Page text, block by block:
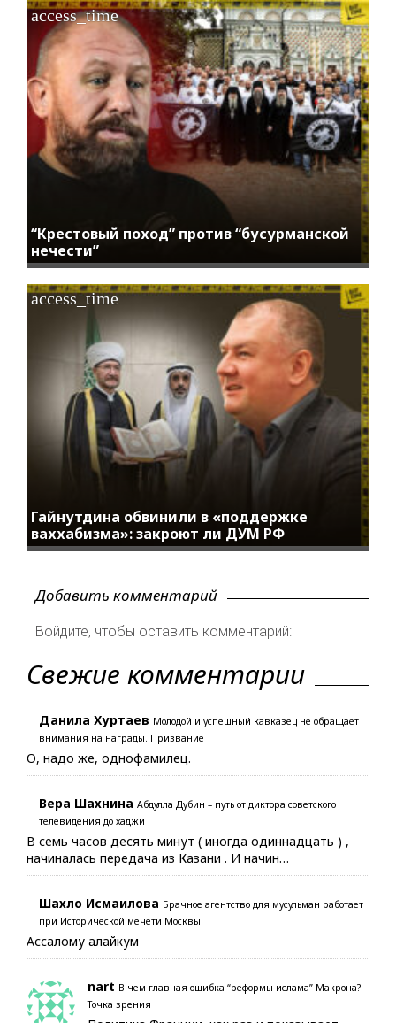
“Крестовый поход” против “бусурманской
нечести”
access_time
Гайнутдина обвинили в «поддержке
ваххабизма»: закроют ли ДУМ РФ
access_time
Добавить комментарий
Войдите, чтобы оставить комментарий:
Свежие комментарии
Данила Хуртаев Молодой и успешный кавказец не обращает
внимания на награды. Призвание
О, надо же, однофамилец.
Вера Шахнина Абдулла Дубин – путь от диктора советского
телевидения до хаджи
В семь часов десять минут ( иногда одиннадцать ) ,
начиналась передача из Казани . И начин…
Шахло Исмаилова Брачное агентство для мусульман работает
при Исторической мечети Москвы
Ассалому алайкум
nart В чем главная ошибка “реформы ислама” Макрона?
Точка зрения